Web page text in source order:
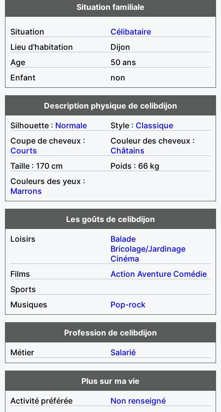
Situation familiale
Situation
Célibataire
Lieu d'habitation
Dijon
Age
50 ans
Enfant
non
Description physique de celibdijon
Silhouette : Normale Style : Classique
Coupe de cheveux :
Courts
Couleur des cheveux :
Châtains
Taille : 170 cm
Poids : 66 kg
Couleurs des yeux :
Marrons
Les goûts de celibdijon
Loisirs
Balade
Bricolage/Jardinage
Cinéma
Films
Action Aventure Comédie
Sports
Musiques
Pop-rock
Profession de celibdijon
Métier
Salarié
Plus sur ma vie
Activité préférée
Non renseigné